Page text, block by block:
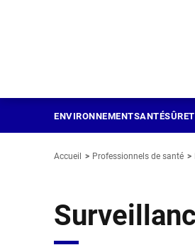
ENVIRONNEMENTSANTÉ
Accueil Professionnels de santé